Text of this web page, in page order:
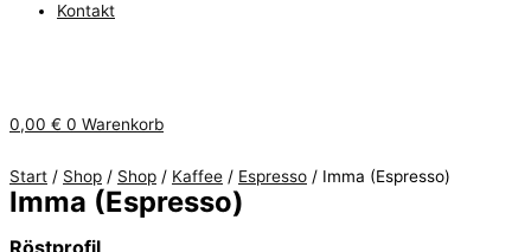
Kontakt
0,00 € 0 Warenkorb
Start / Shop / Shop / Kaffee / Espresso / Imma (Espresso)
Imma (Espresso)